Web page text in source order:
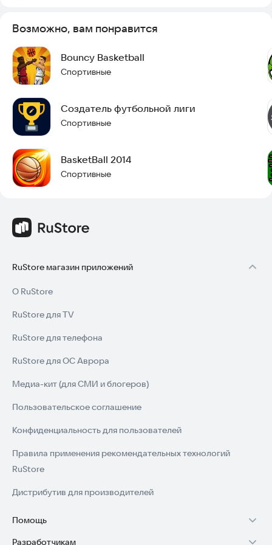
Возможно, вам понравится
Bouncy Basketball
Спортивные
Создатель футбольной лиги
Спортивные
BasketBall 2014
Спортивные
RuStore магазин приложений
О RuStore
RuStore для TV
RuStore для телефона
RuStore для ОС Аврора
Медиа-кит (для СМИ и блогеров)
Пользовательское соглашение
Конфиденциальность для пользователей
Правила применения рекомендательных технологий
RuStore
Дистрибутив для производителей
Помощь
Разработчикам